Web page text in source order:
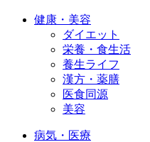
健康・美容
ダイエット
栄養・食生活
養生ライフ
漢方・薬膳
医食同源
美容
病気・医療